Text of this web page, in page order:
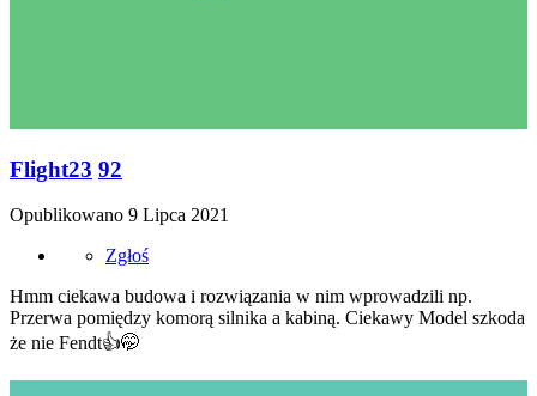
Flight23 92
Opublikowano 9 Lipca 2021
Zgłoś
Hmm ciekawa budowa i rozwiązania w nim wprowadzili np.
Przerwa pomiędzy komorą silnika a kabiną. Ciekawy Model szkoda
że nie Fendt👍🤭